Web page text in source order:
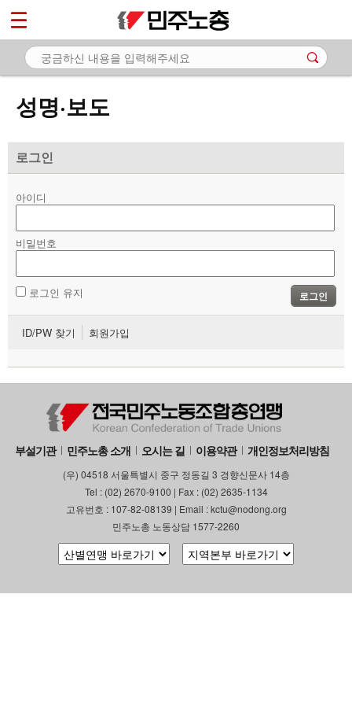
성명·보도
로그인
아이디
비밀번호
로그인 유지 로그인
ID/PW 찾기 회원가입
부설기관 민주노총 소개 오시는 길 이용약관 개인정보처리방침
(우) 04518 서울특별시 중구 정동길 3 경향신문사 14층
Tel : (02) 2670-9100 | Fax : (02) 2635-1134
고유번호 : 107-82-08139 | Email : kctu@nodong.org
민주노총 노동상담 1577-2260
마이페이지
소개
- 공지사항
- 성명·보도
자료
부설기관
업무